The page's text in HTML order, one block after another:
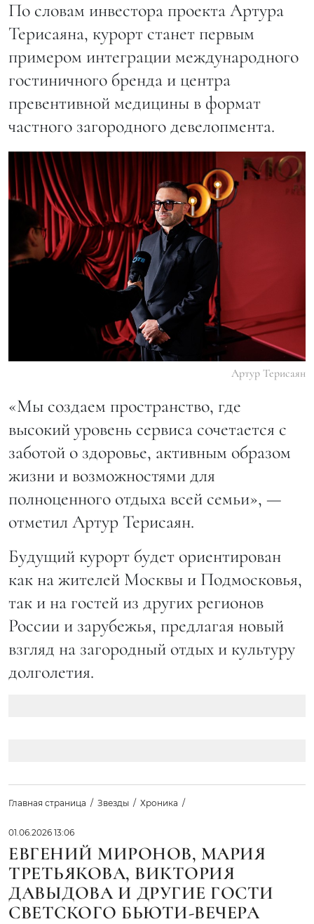
По словам инвестора проекта Артура
Терисаяна, курорт станет первым
примером интеграции международного
гостиничного бренда и центра
превентивной медицины в формат
частного загородного девелопмента.
Артур Терисаян
«Мы создаем пространство, где
высокий уровень сервиса сочетается с
заботой о здоровье, активным образом
жизни и возможностями для
полноценного отдыха всей семьи», —
отметил Артур Терисаян.
Будущий курорт будет ориентирован
как на жителей Москвы и Подмосковья,
так и на гостей из других регионов
России и зарубежья, предлагая новый
взгляд на загородный отдых и культуру
долголетия.
Главная страница Звезды Хроника
01.06.2026 13:06
ЕВГЕНИЙ МИРОНОВ, МАРИЯ
ТРЕТЬЯКОВА, ВИКТОРИЯ
ДАВЫДОВА И ДРУГИЕ ГОСТИ
СВЕТСКОГО БЬЮТИ-ВЕЧЕРА